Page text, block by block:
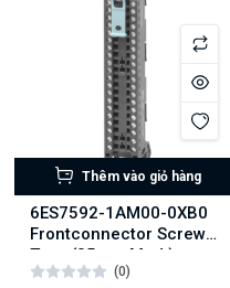
Thêm vào giỏ hàng
6ES7592-1AM00-0XB0
Frontconnector Screw
Type (35mm Mod.)
(0)